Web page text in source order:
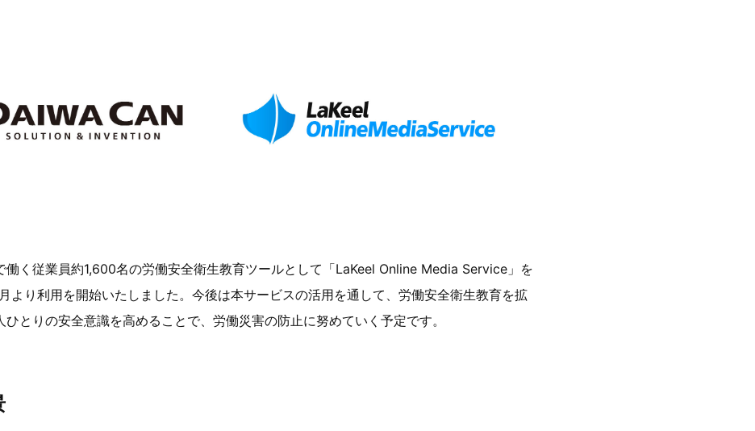
働く従業員約1,600名の労働安全衛生教育ツールとして「LaKeel Online Media Service」を
より利用を開始いたしました。今後は本サービスの活用を通して、労働安全衛生教育を拡
ひとりの安全意識を高めることで、労働災害の防止に努めていく予定です。